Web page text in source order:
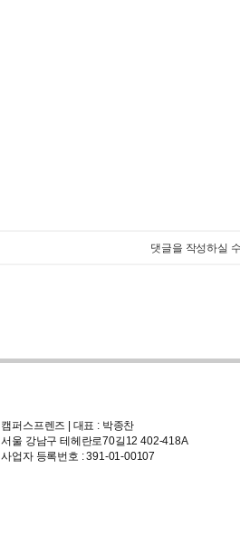
댓글을 작성하실
캠퍼스프렌즈 | 대표 : 박종찬
서울 강남구 테헤란로70길12 402-418A
사업자 등록번호 : 391-01-00107